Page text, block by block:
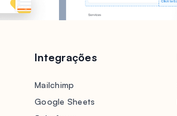
Integrações
Mailchimp
Google Sheets